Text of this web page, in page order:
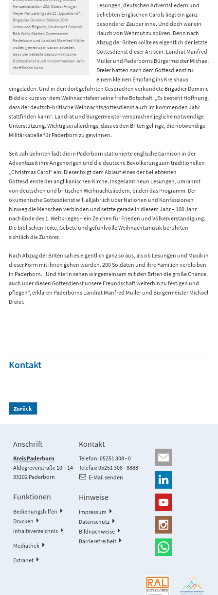
Panzerbataillon 203, Oberst Ansgar
Meyer Panzerbrigade 21 „Lipperland“ ,
Brigadier Dominic Biddick 20th
Armoured Brigade, Lieutenant Colonel
Bob Wells Station Commander
Paderborn und Landrat Manfred Müller
wollen gemeinsam daran arbeiten,
dass der beliebte deutsch-britische
Gottesdienst auch im kommenden Jahr
stattfinden kann
Lesungen, deutschen Adventsliedern und
beliebten Englischen Carols liegt ein ganz
besonderer Zauber inne. Und doch war ein
Hauch von Wehmut zu spüren. Denn nach
Abzug der Briten sollte es eigentlich der letzte
Gottesdienst dieser Art sein. Landrat Manfred
Müller und Paderborns Bürgermeister Michael
Dreier hatten nach dem Gottesdienst zu
einem kleinen Empfang ins Kreishaus
eingeladen. Und in den dort geführten Gesprächen verkündete Brigadier Dominic
Biddick kurz vor dem Weihnachtsfest seine frohe Botschaft. „Es besteht Hoffnung,
dass der deutsch-britische Weihnachtsgottesdienst auch im kommenden Jahr
stattfinden kann“. Landrat und Bürgermeister versprachen jegliche notwendige
Unterstützung. Wichtig sei allerdings, dass es den Briten gelinge, die notwendige
Militärkapelle für Paderborn zu gewinnen.
Seit Jahrzehnten lädt die in Paderborn stationierte englische Garnison in der
Adventszeit ihre Angehörigen und die deutsche Bevölkerung zum traditionellen
„Christmas Carol“ ein. Dieser folgt dem Ablauf eines der beliebtesten
Gottesdienste der anglikanischen Kirche. Insgesamt neun Lesungen, umrahmt
von deutschen und britischen Weihnachtsliedern, bilden das Programm. Der
ökumenische Gottesdienst will alljährlich über Nationen und Konfessionen
hinweg die Menschen verbinden und setzte gerade in diesem Jahr – 100 Jahr
nach Ende des 1. Weltkrieges – ein Zeichen für Frieden und Völkerverständigung.
Die biblischen Texte, Gebete und gefühlvolle Weihnachtsmusik berührten
sichtlich die Zuhörer.
Nach Abzug der Briten sah es eigentlich ganz so aus, als ob Lesungen und Musik in
dieser Form mit ihnen gehen würden. 200 Soldaten und ihre Familien verbleiben
in Paderborn. „Und hierin sehen wir gemeinsam mit den Briten die große Chance,
auch über diesen Gottesdienst unsere Freundschaft weiterhin zu festigen und
pflegen“, erklären Paderborns Landrat Manfred Müller und Bürgermeister Michael
Dreier.
Kontakt
Zurück
Anschrift
Kreis Paderborn
Aldegreverstraße 10 – 14
33102 Paderborn
Kontakt
Telefon: 05251 308 - 0
Telefax: 05251 308 - 8888
E-Mail senden
Funktionen
Bedienungshilfen
Drucken
Inhaltsverzeichnis
Mediathek
Extranet
Hinweise
Impressum
Datenschutz
Bildnachweise
Barrierefreiheit